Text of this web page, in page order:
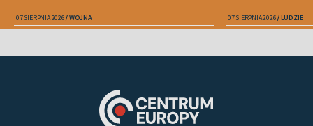
07 SIERPNIA 2026 WOJNA 07 SIERPNIA 2026 LUDZIE